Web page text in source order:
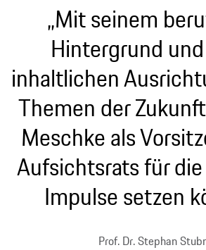
„Mit seinem
Hintergrund
inhaltlichen
Themen der
Meschke als
Aufsichtsrats für
Impulse setzen
Prof. Dr. Stephan